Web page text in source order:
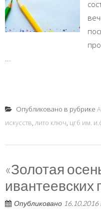
Опубликовано в рубрике
искусств, лито ключ, цгб им.
«Золотая
ивантеевских
Опубликовано 16.10.2016